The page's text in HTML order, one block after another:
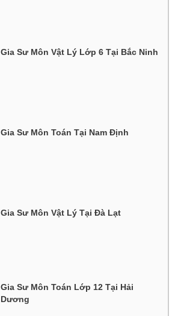
Gia Sư Môn Vật Lý Lớp 6 Tại Bắc Ninh
Gia Sư Môn Toán Tại Nam Định
Gia Sư Môn Vật Lý Tại Đà Lạt
Gia Sư Môn Toán Lớp 12 Tại Hải
Dương